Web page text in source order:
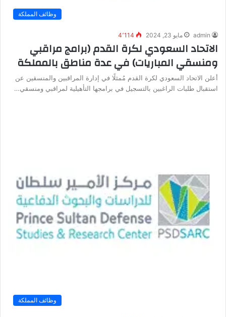
وظائف المملكة
admin مايو 23, 2024 4٬114
الاتحاد السعودي لكرة القدم (برامج مراقبي
ومنسقي المباريات) في عدة مناطق بالمملكة
أعلن الاتحاد السعودي لكرة القدم مُمثلًا في إدارة المراقبين والمنسقين عن
استقبال طلبات الراغبين بالتسجيل في برامجها التأهيلية لمراقبي ومنسقي…
وظائف المملكة